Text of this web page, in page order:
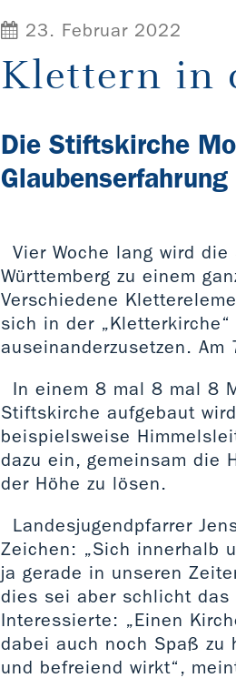
23. Februar 2022
Klettern in
Die Stiftskirche
Glaubenserfahrung
Vier Woche lang wird
Württemberg zu einem
Verschiedene
sich in der
auseinanderzusetzen.
In einem 8 mal 8 mal 8
Stiftskirche aufgebaut
beispielsweise
dazu ein, gemeinsam die
der Höhe zu lösen.
Landesjugendpfarrer
Zeichen: „Sich innerhalb
ja gerade in unseren
dies sei aber schlicht das
Interessierte: „Einen
dabei auch noch Spaß zu
und befreiend wirkt“,